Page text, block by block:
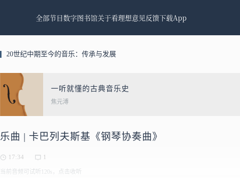
全部节目数字图书馆关于看理想意见反馈下载App
20世纪中期至今的音乐：传承与发展
一听就懂的古典音乐史
焦元溥
乐曲 | 卡巴列夫斯基《钢琴协奏曲》
17:34 1
当前音频可试听120s，点击收听